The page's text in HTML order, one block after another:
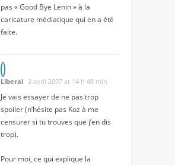
pas « Good Bye Lenin » à la
caricature médiatique qui en a été
faite.
Liberal 2 avril 2007 at 14 h 48 min
Je vais essayer de ne pas trop
spoiler (n’hésite pas Koz à me
censurer si tu trouves que j’en dis
trop).
Pour moi, ce qui explique la